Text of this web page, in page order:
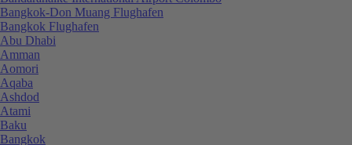
Bangkok-Don Muang Flughafen
Bangkok Flughafen
Abu Dhabi
Amman
Aomori
Aqaba
Ashdod
Atami
Baku
Bangkok